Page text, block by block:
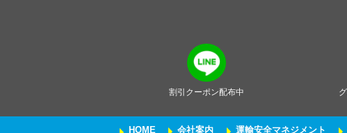
割引クーポン配布中
HOME 会社案内 運輸安全マネジメント